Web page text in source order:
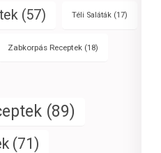
(57) Téli Saláták (17)
Zabkorpás Receptek (18)
(89)
(71)